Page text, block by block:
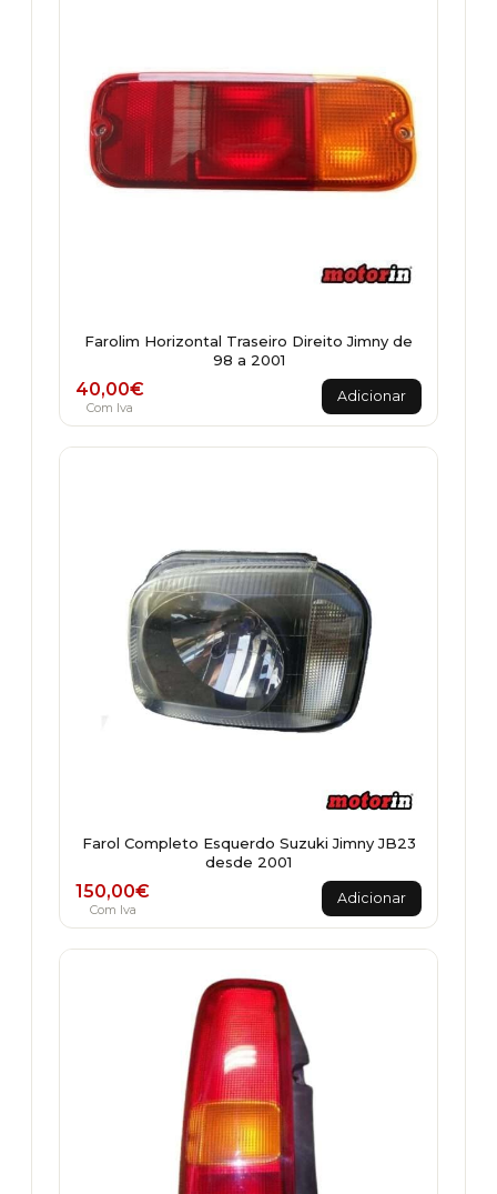
Farolim Horizontal Traseiro Direito Jimny de
98 a 2001
40,00€
Com Iva
Adicionar
Farol Completo Esquerdo Suzuki Jimny JB23
desde 2001
150,00€
Com Iva
Adicionar